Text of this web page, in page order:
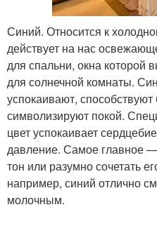
Синий. Относится к
действует на нас
для спальни, окна которой
для солнечной комнаты.
успокаивают,
символизируют покой.
цвет успокаивает
давление. Самое главное
тон или разумно сочетать
например, синий отлично
молочным.